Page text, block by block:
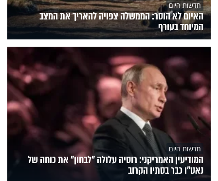
חדשות היום
האיום לא הוסר: הממשלה צפויה להאריך את המצב
המיוחד בעורף
חדשות היום
המודיעין האמריקני: רוסיה עלולה "לבחון" את כוחה של
נאט"ו כבר בסתיו הקרוב